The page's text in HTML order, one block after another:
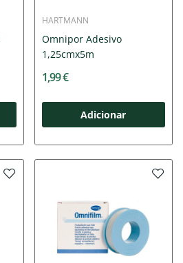
HARTMANN
Omnipor Adesivo
1,25cmx5m
1,99 €
Adicionar